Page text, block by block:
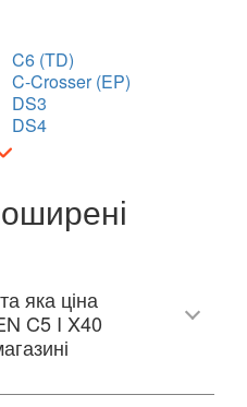
C6 (TD)
C-Crosser (EP)
DS3
DS4
яка ціна
C5 I X40